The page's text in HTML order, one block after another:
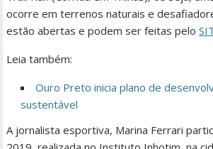
ocorre em terrenos naturais e
estão abertas e podem ser feitas pelo
Leia também:
Ouro Preto inicia plano de
sustentável
A jornalista esportiva, Marina Ferrari